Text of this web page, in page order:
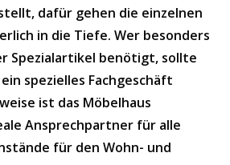
dafür gehen die einzelnen
in die Tiefe. Wer besonders
Spezialartikel benötigt, sollte
spezielles Fachgeschäft
ist das Möbelhaus
Ansprechpartner für alle
für den Wohn- und